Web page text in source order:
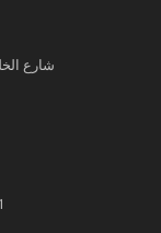
شارع